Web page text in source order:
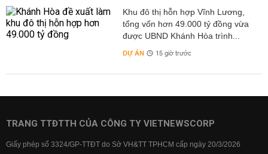
Khu đô thị hỗn hợp Vĩnh Lương,
tổng vốn hơn 49.000 tỷ đồng vừa
được UBND Khánh Hòa trình...
DỰ ÁN 15 giờ trước
TRANG TTĐTTH CỦA CÔNG TY VIETNEWSCORP
Giấy phép số 3324/GP-TTĐT do Sở VH&TT TPHCM cấp ngày 20/3/2026